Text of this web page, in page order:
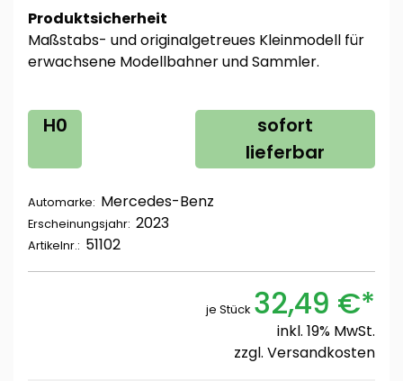
Produktsicherheit
Maßstabs- und originalgetreues Kleinmodell für
erwachsene Modellbahner und Sammler.
H0
sofort
lieferbar
Automarke: Mercedes-Benz
Erscheinungsjahr: 2023
Artikelnr.: 51102
je Stück 32,49 €*
inkl. 19% MwSt.
zzgl. Versandkosten